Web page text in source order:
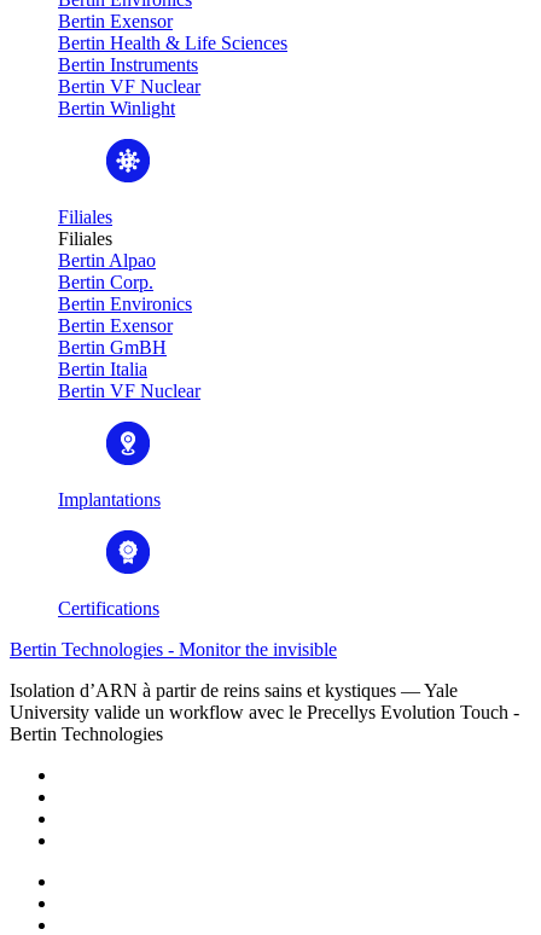
Bertin Exensor
Bertin Health & Life Sciences
Bertin Instruments
Bertin VF Nuclear
Bertin Winlight
Filiales
Filiales
Bertin Alpao
Bertin Corp.
Bertin Environics
Bertin Exensor
Bertin GmBH
Bertin Italia
Bertin VF Nuclear
Implantations
Certifications
Bertin Technologies - Monitor the invisible
Isolation d’ARN à partir de reins sains et kystiques — Yale
University valide un workflow avec le Precellys Evolution Touch -
Bertin Technologies